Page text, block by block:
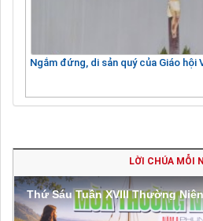
Ngắm đứng, di sản quý của Giáo hội
LỜI CHÚA MỖI
Thứ Sáu Tuần XVIII Thường